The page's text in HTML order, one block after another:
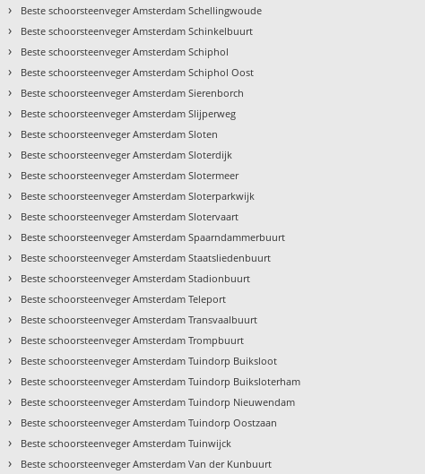
› Beste schoorsteenveger Amsterdam Schellingwoude
› Beste schoorsteenveger Amsterdam Schinkelbuurt
› Beste schoorsteenveger Amsterdam Schiphol
› Beste schoorsteenveger Amsterdam Schiphol Oost
› Beste schoorsteenveger Amsterdam Sierenborch
› Beste schoorsteenveger Amsterdam Slijperweg
› Beste schoorsteenveger Amsterdam Sloten
› Beste schoorsteenveger Amsterdam Sloterdijk
› Beste schoorsteenveger Amsterdam Slotermeer
› Beste schoorsteenveger Amsterdam Sloterparkwijk
› Beste schoorsteenveger Amsterdam Slotervaart
› Beste schoorsteenveger Amsterdam Spaarndammerbuurt
› Beste schoorsteenveger Amsterdam Staatsliedenbuurt
› Beste schoorsteenveger Amsterdam Stadionbuurt
› Beste schoorsteenveger Amsterdam Teleport
› Beste schoorsteenveger Amsterdam Transvaalbuurt
› Beste schoorsteenveger Amsterdam Trompbuurt
› Beste schoorsteenveger Amsterdam Tuindorp Buiksloot
› Beste schoorsteenveger Amsterdam Tuindorp Buiksloterham
› Beste schoorsteenveger Amsterdam Tuindorp Nieuwendam
› Beste schoorsteenveger Amsterdam Tuindorp Oostzaan
› Beste schoorsteenveger Amsterdam Tuinwijck
› Beste schoorsteenveger Amsterdam Van der Kunbuurt